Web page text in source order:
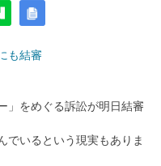
も結審
」をめぐる訴訟が明日結審
でいるという現実もありま